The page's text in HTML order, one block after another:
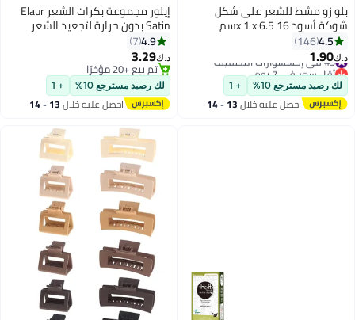
بلو زو مشط للشعر على شكل
شوكة أسود 16 x 1 x 6.5سم
4.5
146
د.ك‏1.90
#5 في إكسسوارات التصفيف
أقل سعر في 7 يوم
#5 في إكسسوارات التصفيف
لك رصيد مسترجع 10% + 1
احصل عليه خلال 13 - 14
إيلور مجموعة بكرات الشعر Elaur
Satin بدون حرارة لتجعيد الشعر
بدون حرارة | أدوات تجعيد الشعر
بدون حرارة طوال الليل للنوم | عصابة
رأس لتجعيد الشعر للشعر القصير
والطويل | أداة تجعيد الشعر
(ميتاليك)
4.9
7
د.ك‏3.29
تم بيع +20 مؤخرًا
تم بيع +20 مؤخرًا
لك رصيد مسترجع 10% + 1
احصل عليه خلال 13 - 14